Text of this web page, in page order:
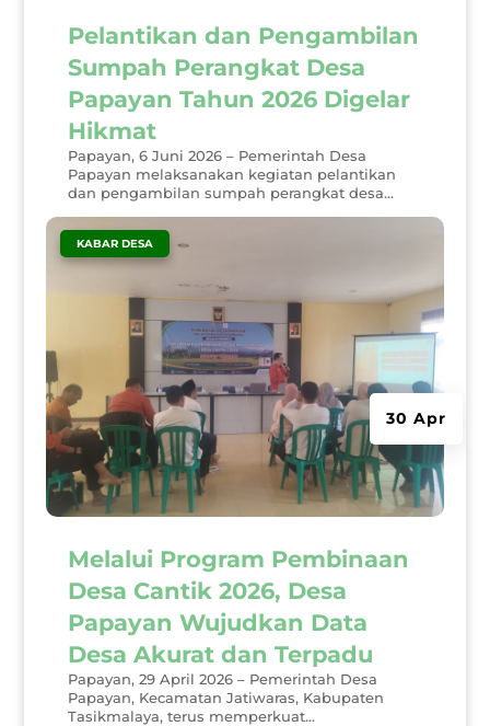
Pelantikan dan Pengambilan
Sumpah Perangkat Desa
Papayan Tahun 2026 Digelar
Hikmat
Papayan, 6 Juni 2026 – Pemerintah Desa
Papayan melaksanakan kegiatan pelantikan
dan pengambilan sumpah perangkat desa...
Melalui Program Pembinaan
Desa Cantik 2026, Desa
Papayan Wujudkan Data
Desa Akurat dan Terpadu
30 Apr
KABAR DESA
Papayan, 29 April 2026 – Pemerintah Desa
Papayan, Kecamatan Jatiwaras, Kabupaten
Tasikmalaya, terus memperkuat...